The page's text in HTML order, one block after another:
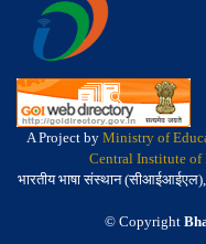
A Project by Ministry of
Central Institute of
भारतीय भाषा संस्थान (सीआईआईएल),
© Copyright